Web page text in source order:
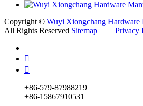
Copyright © Wuyi Xiongchang Hardware
All Rights Reserved Sitemap | Privacy


+86-579-87988219
+86-15867910531